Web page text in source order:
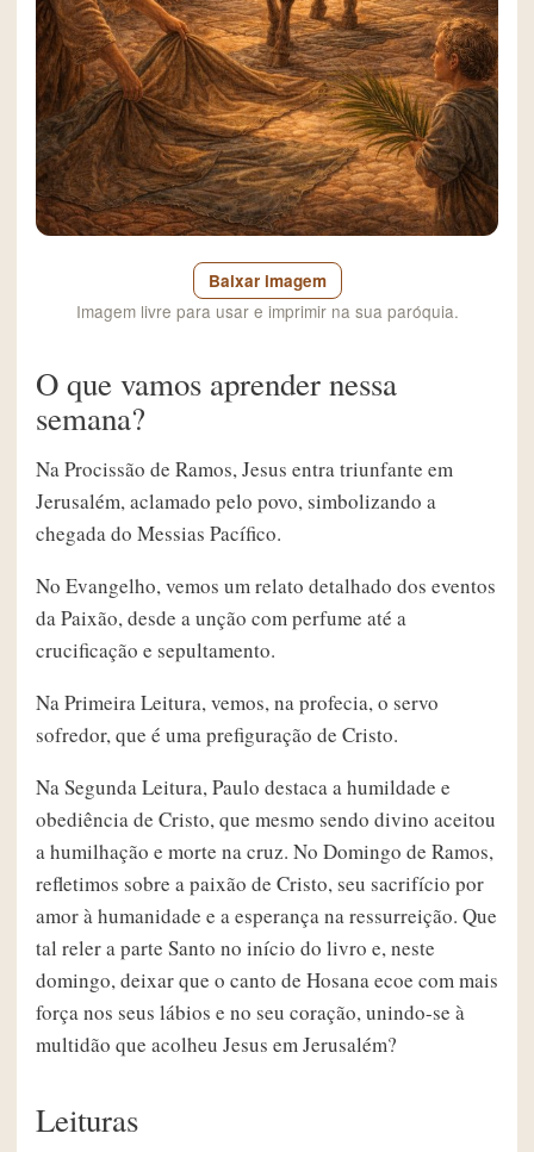
Baixar imagem
Imagem livre para usar e imprimir na sua paróquia.
O que vamos aprender nessa
semana?
Na Procissão de Ramos, Jesus entra triunfante em
Jerusalém, aclamado pelo povo, simbolizando a
chegada do Messias Pacífico.
No Evangelho, vemos um relato detalhado dos eventos
da Paixão, desde a unção com perfume até a
crucificação e sepultamento.
Na Primeira Leitura, vemos, na profecia, o servo
sofredor, que é uma prefiguração de Cristo.
Na Segunda Leitura, Paulo destaca a humildade e
obediência de Cristo, que mesmo sendo divino aceitou
a humilhação e morte na cruz. No Domingo de Ramos,
refletimos sobre a paixão de Cristo, seu sacrifício por
amor à humanidade e a esperança na ressurreição. Que
tal reler a parte Santo no início do livro e, neste
domingo, deixar que o canto de Hosana ecoe com mais
força nos seus lábios e no seu coração, unindo-se à
multidão que acolheu Jesus em Jerusalém?
Leituras